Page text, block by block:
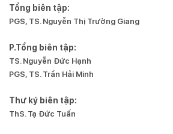
Tổng biên tập:
PGS, TS. Nguyễn Thị Trường Giang
P.Tổng biên tập:
TS. Nguyễn Đức Hạnh
PGS, TS. Trần Hải Minh
Thư ký biên tập:
ThS. Tạ Đức Tuấn